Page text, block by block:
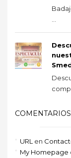
URL en
My Homepage